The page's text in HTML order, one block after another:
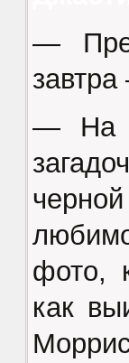
—
— На
фото,
как